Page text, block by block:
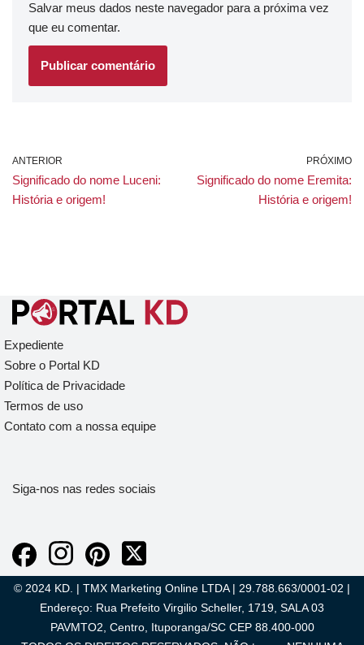
Salvar meus dados neste navegador para a próxima vez
que eu comentar.
ANTERIOR
Significado do nome Luceni:
História e origem!
PRÓXIMO
Significado do nome Eremita:
História e origem!
Expediente
Sobre o Portal KD
Política de Privacidade
Termos de uso
Contato com a nossa equipe
Siga-nos nas redes sociais
© 2024 KD. | TMX Marketing Online LTDA | 29.788.663/0001-02 |
Endereço: Rua Prefeito Virgilio Scheller, 1719, SALA 03
PAVMTO2, Centro, Ituporanga/SC CEP 88.400-000